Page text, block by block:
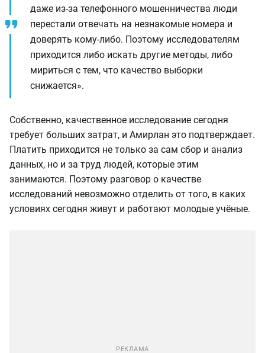
даже из-за телефонного мошенничества люди
перестали отвечать на незнакомые номера и
доверять кому-либо. Поэтому исследователям
приходится либо искать другие методы, либо
мириться с тем, что качество выборки
снижается».
Собственно, качественное исследование сегодня
требует больших затрат, и Амирлан это подтверждает.
Платить приходится не только за сам сбор и анализ
данных, но и за труд людей, которые этим
занимаются. Поэтому разговор о качестве
исследований невозможно отделить от того, в каких
условиях сегодня живут и работают молодые учёные.